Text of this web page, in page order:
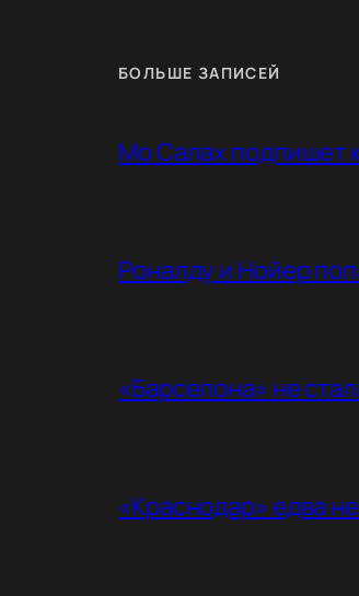
БОЛЬШЕ ЗАПИСЕЙ
Мо Салах подпишет
Роналду и Нойер
«Барселона» не
«Краснодар» едва